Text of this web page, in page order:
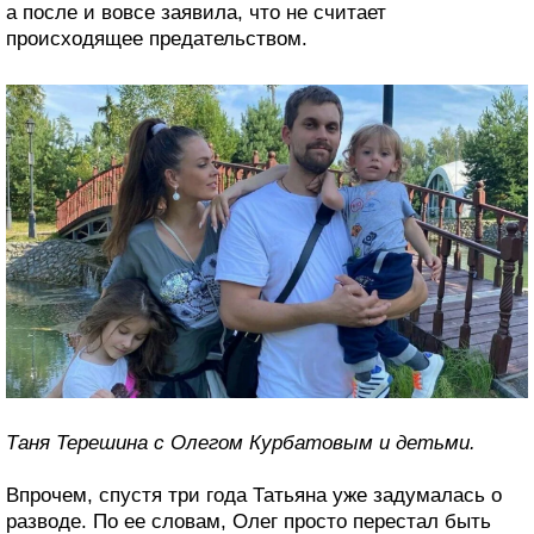
а после и вовсе заявила, что не считает
происходящее предательством.
Таня Терешина с Олегом Курбатовым и детьми.
Впрочем, спустя три года Татьяна уже задумалась о
разводе. По ее словам, Олег просто перестал быть